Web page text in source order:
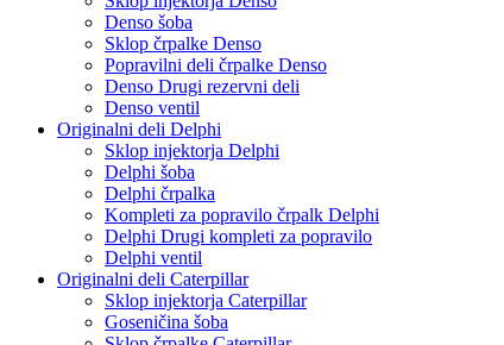
Denso šoba
Sklop črpalke Denso
Popravilni deli črpalke Denso
Denso Drugi rezervni deli
Denso ventil
Originalni deli Delphi
Sklop injektorja Delphi
Delphi šoba
Delphi črpalka
Kompleti za popravilo črpalk Delphi
Delphi Drugi kompleti za popravilo
Delphi ventil
Originalni deli Caterpillar
Sklop injektorja Caterpillar
Goseničina šoba